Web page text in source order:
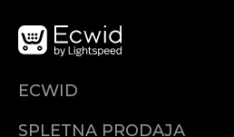
ECWID
SPLETNA PRODAJA